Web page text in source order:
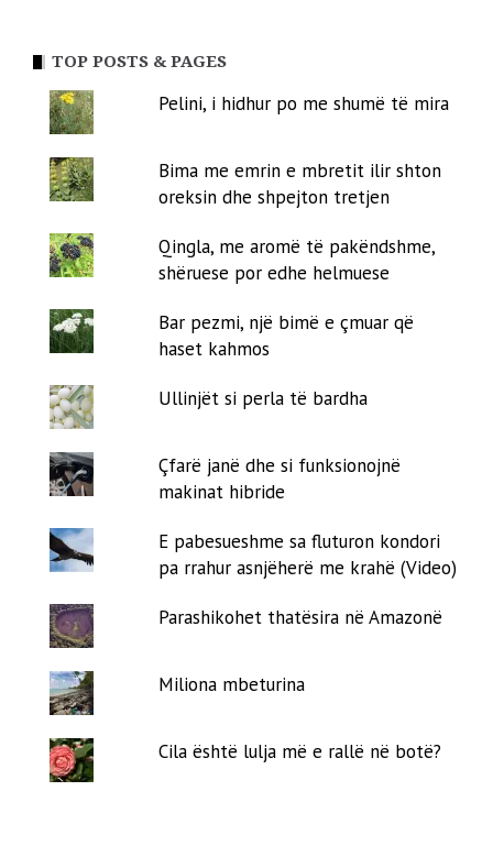
TOP POSTS & PAGES
Pelini, i hidhur po me shumë të mira
Bima me emrin e mbretit ilir shton
oreksin dhe shpejton tretjen
Qingla, me aromë të pakëndshme,
shëruese por edhe helmuese
Bar pezmi, një bimë e çmuar që
haset kahmos
Ullinjët si perla të bardha
Çfarë janë dhe si funksionojnë
makinat hibride
E pabesueshme sa fluturon kondori
pa rrahur asnjëherë me krahë (Video)
Parashikohet thatësira në Amazonë
Miliona mbeturina
Cila është lulja më e rallë në botë?